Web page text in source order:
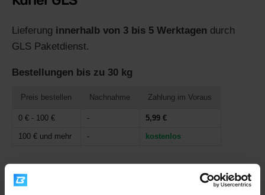
Lieferung innerhalb von 3 bis 5 Werktagen durch
GLS Paketdienst.
Bestellungen bis zu 30 kg
Preis bestellen Nachnahme Zahlung im Voraus
0 € - 100 € - 5,99 €
100 € und mehr - kostenlos